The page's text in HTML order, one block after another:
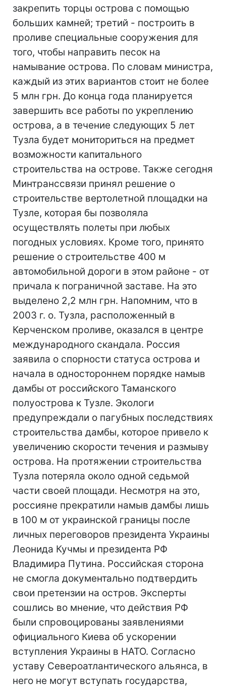
закрепить торцы острова с помощью
больших камней; третий - построить в
проливе специальные сооружения для
того, чтобы направить песок на
намывание острова. По словам министра,
каждый из этих вариантов стоит не более
5 млн грн. До конца года планируется
завершить все работы по укреплению
острова, а в течение следующих 5 лет
Тузла будет мониториться на предмет
возможности капитального
строительства на острове. Также сегодня
Минтранссвязи принял решение о
строительстве вертолетной площадки на
Тузле, которая бы позволяла
осуществлять полеты при любых
погодных условиях. Кроме того, принято
решение о строительстве 400 м
автомобильной дороги в этом районе - от
причала к пограничной заставе. На это
выделено 2,2 млн грн. Напомним, что в
2003 г. о. Тузла, расположенный в
Керченском проливе, оказался в центре
международного скандала. Россия
заявила о спорности статуса острова и
начала в одностороннем порядке намыв
дамбы от российского Таманского
полуострова к Тузле. Экологи
предупреждали о пагубных последствиях
строительства дамбы, которое привело к
увеличению скорости течения и размыву
острова. На протяжении строительства
Тузла потеряла около одной седьмой
части своей площади. Несмотря на это,
россияне прекратили намыв дамбы лишь
в 100 м от украинской границы после
личных переговоров президента Украины
Леонида Кучмы и президента РФ
Владимира Путина. Российская сторона
не смогла документально подтвердить
свои претензии на остров. Эксперты
сошлись во мнение, что действия РФ
были спровоцированы заявлениями
официального Киева об ускорении
вступления Украины в НАТО. Согласно
уставу Североатлантического альянса, в
него не могут вступать государства,